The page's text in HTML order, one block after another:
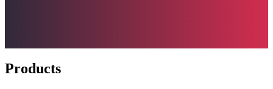
Products